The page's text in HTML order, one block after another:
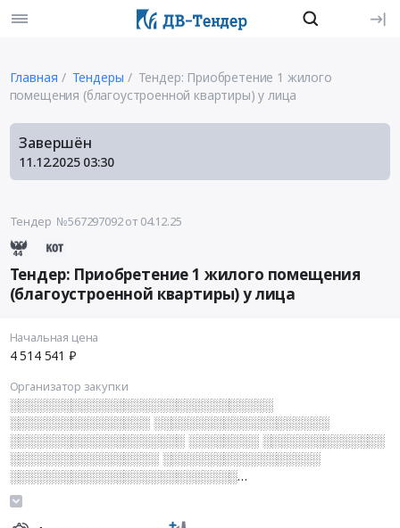
Главная Тендеры
Тендер: Приобретение 1 жилого
помещения (благоустроенной квартиры) у лица
Завершён
11.12.2025 03:30
Тендер №567297092от 04.12.25
Тендер: Приобретение 1 жилого помещения
(благоустроенной квартиры) у лица
Начальная цена
4 514 541 ₽
Организатор закупки
░░░░░░░░░░░░░░░░░░░░░░░░░░░░░░
░░░░░░░░░░░░░░░░ ░░░░░░░░░░░░░░░░░░░░
░░░░░░░░░░░░░░░░░░░░ ░░░░░░░░ ░░░░░░░░░░░░░░
░░░░░░░░░░░░░░░░░ ░░░░░░░░░░░░░░░░░░
░░░░░░░░░░░░░░░░░░░░░░░░░░
░░░░░░░░░░░░░░░░░░░░ ░░░░░░░░
░░░░░░░░░░░░░░░